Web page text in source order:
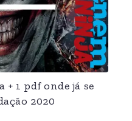
+ 1 pdf onde já se
2020